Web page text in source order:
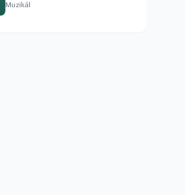
Muzikál